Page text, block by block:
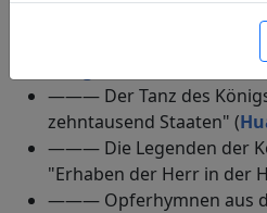
——— Die Königshymnen
des hohen Himmels
——— Der Tanz des
zehntausend Staaten" (
——— Die Legenden der
"Erhaben der Herr in der
——— Opferhymnen aus